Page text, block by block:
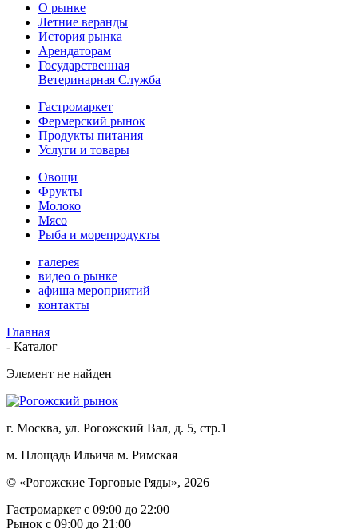
О рынке
Летние веранды
История рынка
Арендаторам
Государственная
Ветеринарная Служба
Гастромаркет
Фермерский рынок
Продукты питания
Услуги и товары
Овощи
Фрукты
Молоко
Мясо
Рыба и морепродукты
галерея
видео о рынке
афиша мероприятий
контакты
Главная
- Каталог
Элемент не найден
г. Москва, ул. Рогожский Вал, д. 5, стр.1
м. Площадь Ильича м. Римская
© «Рогожские Торговые Ряды», 2026
Гастромаркет с 09:00 до 22:00
Рынок c 09:00 до 21:00